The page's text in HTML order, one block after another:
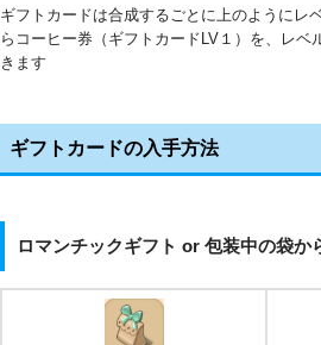
ギフトカードは合成するごとに上のようにレ
らコーヒー券（ギフトカードLV１）を、レベ
きます
ギフトカードの入手方法
ロマンチックギフト or 包装中の袋か